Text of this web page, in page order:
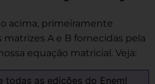
acima, primeiramente
A e B fornecidas pela
equação matricial. Veja:
todas as edições do Enem!